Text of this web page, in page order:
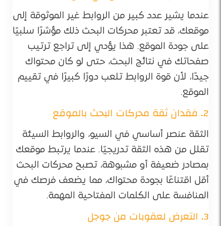
عندما يشير عدد كبير من الروابط غير الموثوقة إلى
موقعك، قد تعتبر محركات البحث ذلك مؤشرًا سلبيًا
على جودة الموقع. هذا يؤدي إلى تراجع ترتيب
صفحاتك في نتائج البحث، حتى لو كان محتواك
جيدًا، لأن قوة الروابط تلعب دورًا كبيرًا في تقييم
الموقع.
2. فقدان ثقة محركات البحث بالموقع
الثقة عنصر أساسي في السيو، والروابط السيئة
تقلل من هذه الثقة تدريجيًا. عندما يرتبط موقعك
بمصادر ضعيفة أو مشبوهة، تصبح محركات البحث
أقل اقتناعًا بجودة محتواك، مما يضعف فرصك في
المنافسة على الكلمات المفتاحية المهمة.
3. التعرض لعقوبات من جوجل